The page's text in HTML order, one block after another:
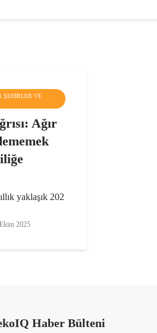
ŞEHIRLER VE
Ağır
yaklaşık 202
2025
Haber Bülteni